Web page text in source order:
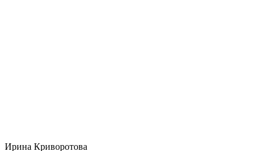
Ирина Криворотова